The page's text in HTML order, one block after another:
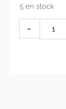
5 en stock
–